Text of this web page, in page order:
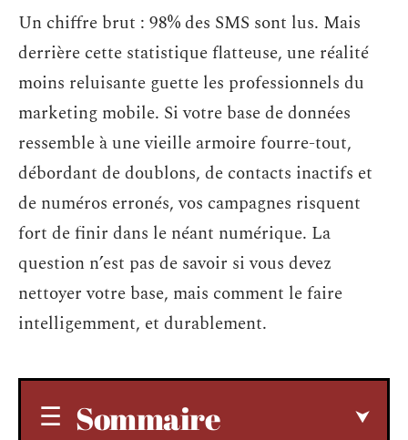
Un chiffre brut : 98% des SMS sont lus. Mais
derrière cette statistique flatteuse, une réalité
moins reluisante guette les professionnels du
marketing mobile. Si votre base de données
ressemble à une vieille armoire fourre-tout,
débordant de doublons, de contacts inactifs et
de numéros erronés, vos campagnes risquent
fort de finir dans le néant numérique. La
question n’est pas de savoir si vous devez
nettoyer votre base, mais comment le faire
intelligemment, et durablement.
Sommaire